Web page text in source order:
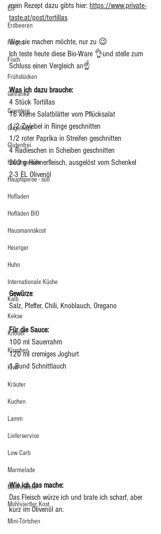
Eis
Erdbeeren
Feigen
Fisch
Frühstücken
Getränke
Germteig
Gugelhupf
Glutenfrei
Hauptspeisen
Hauptspeise - süß
Hofladen
Hofläden BIO
Hausmannskost
Heuriger
Huhn
Internationale Küche
Kalb
Kekse
Knödel
Kirschen
Kiwi
Kräuter
Kuchen
Lamm
Lieferservice
Low Carb
Marmelade
Meerestiere
Mühlviertler Kost
Mini-Törtchen
mein Rezept dazu gibts hier: https://www.private-
taste.at/post/tortillas
Wer sie machen möchte, nur zu 😉
Ich teste heute diese Bio-Ware 👌und stelle zum
Schluss einen Vergleich an☝️
Was ich dazu brauche:
4 Stück Tortillas
16 kleine Salatblätter vom Pflücksalat
1/2 Zwiebel in Ringe geschnitten
1/2 roter Paprika in Streifen geschnitten
4 Radieschen in Scheiben geschnitten
200 g Hühnerfleisch, ausgelöst vom Schenkel
2-3 EL Olivenöl
Gewürze:
Salz, Pfeffer, Chili, Knoblauch, Oregano
Für die Sauce:
100 ml Sauerrahm
120 ml cremiges Joghurt
1 Bund Schnittlauch
Wie ich das mache:
Das Fleisch würze ich und brate ich scharf, aber
kurz im Olivenöl an.